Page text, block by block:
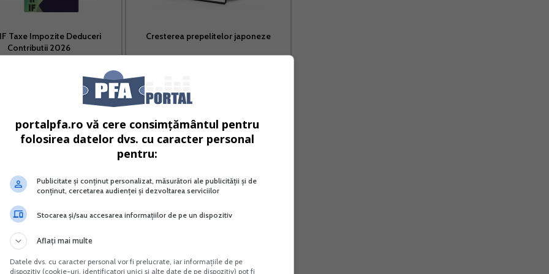
IF Taxe Impozite Deduceri
Contributii 2026
Cresterea prepelitelor japoneze
fara personalitate juridica, organizata de un
fara personalitate juridica, organizata de o
sa de munca;
pentru transportul de marfa iar pentru prestarea
portalpfa.ro vă cere consimțământul pentru
folosirea datelor dvs. cu caracter personal
pentru:
Publicitate și conținut personalizat, măsurători ale publicității și de
conținut, cercetarea audienței și dezvoltarea serviciilor
Stocarea și/sau accesarea informațiilor de pe un dispozitiv
Aflați mai multe
Datele dvs. cu caracter personal vor fi prelucrate, iar informațiile de pe
dispozitiv (cookie-uri, identificatori unici și alte date de pe dispozitiv) pot fi